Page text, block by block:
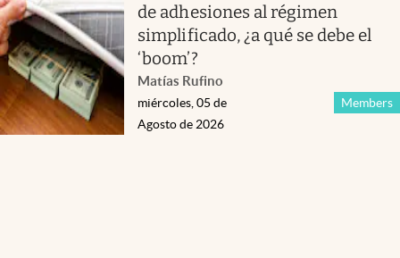
de adhesiones al régimen
simplificado, ¿a qué se debe el
‘boom’?
Matías Rufino
Members
miércoles, 05 de
Agosto de 2026